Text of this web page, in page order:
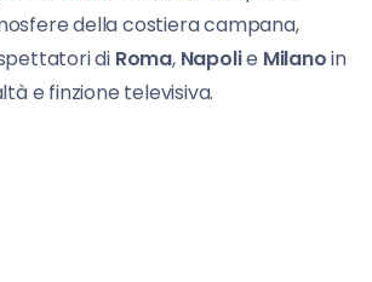
della costiera campana,
di Roma, Napolie Milanoin
e finzione televisiva.